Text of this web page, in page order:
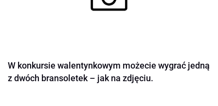
W konkursie walentynkowym możecie wygrać jedną
z dwóch bransoletek – jak na zdjęciu.